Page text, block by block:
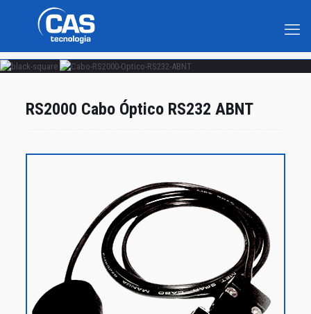
RS2000 Cabo Óptico RS232 ABNT